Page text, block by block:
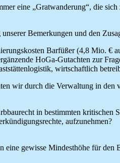
eine „Gratwanderung“, die
Bemerkungen und den
Barfüßer (4,8 Mio. €
HoGa-Gutachten zur
wirtschaftlich
wir durch die Verwaltung in den
in bestimmten
aufzunehmen?
gewisse Mindesthöhe für den